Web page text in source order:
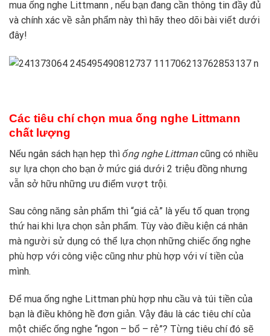
mua ống nghe Littmann , nếu bạn đang cần thông tin đầy đủ
và chính xác về sản phẩm này thì hãy theo dõi bài viết dưới
đây!
Các tiêu chí chọn mua ống nghe Littmann
chất lượng
Nếu ngân sách hạn hẹp thì ống nghe Littmancũng có nhiều
sự lựa chọn cho bạn ở mức giá dưới 2 triệu đồng nhưng
vẫn sở hữu những ưu điểm vượt trội.
Sau công năng sản phẩm thì “giá cả” là yếu tố quan trọng
thứ hai khi lựa chọn sản phẩm. Tùy vào điều kiện cá nhân
mà người sử dụng có thể lựa chọn những chiếc ống nghe
phù hợp với công việc cũng như phù hợp với ví tiền của
mình.
Để mua ống nghe Littman phù hợp nhu cầu và túi tiền của
bạn là điều không hề đơn giản. Vậy đâu là các tiêu chí của
một chiếc ống nghe “ngon – bổ – rẻ”? Từng tiêu chí đó sẽ